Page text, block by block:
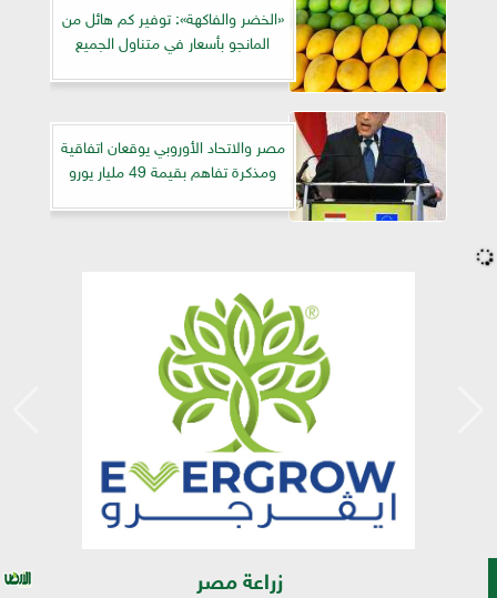
«الخضر والفاكهة»: توفير كم هائل من
المانجو بأسعار في متناول الجميع
مصر والاتحاد الأوروبي يوقعان اتفاقية
ومذكرة تفاهم بقيمة 49 مليار يورو
زراعة مصر